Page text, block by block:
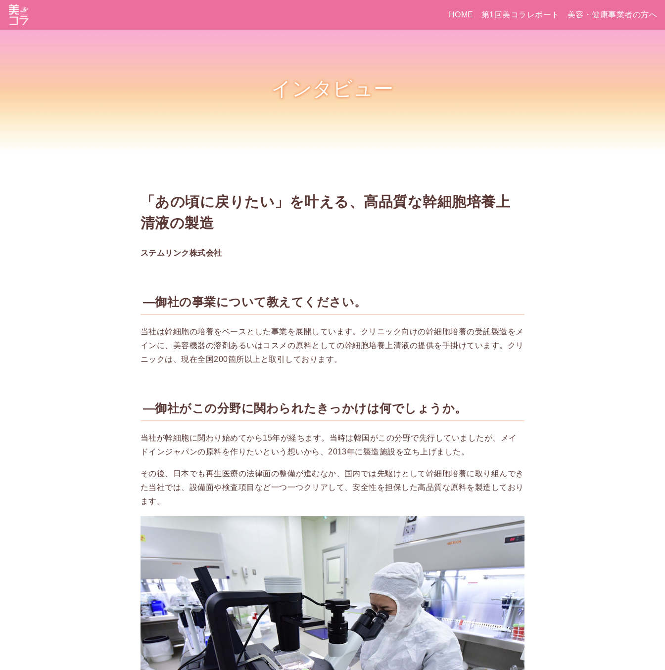
HOME 第1回美コラレポート 美容・健康事業者の方へ
インタビュー
「あの頃に戻りたい」を叶える、高品質な幹細胞培養上
清液の製造
ステムリンク株式会社
―御社の事業について教えてください。
当社は幹細胞の培養をベースとした事業を展開しています。クリニック向けの幹細胞培養の受託製造をメ
インに、美容機器の溶剤あるいはコスメの原料としての幹細胞培養上清液の提供を手掛けています。クリ
ニックは、現在全国200箇所以上と取引しております。
―御社がこの分野に関わられたきっかけは何でしょうか。
当社が幹細胞に関わり始めてから15年が経ちます。当時は韓国がこの分野で先行していましたが、メイ
ドインジャパンの原料を作りたいという想いから、2013年に製造施設を立ち上げました。
その後、日本でも再生医療の法律面の整備が進むなか、国内では先駆けとして幹細胞培養に取り組んでき
た当社では、設備面や検査項目など一つ一つクリアして、安全性を担保した高品質な原料を製造しており
ます。